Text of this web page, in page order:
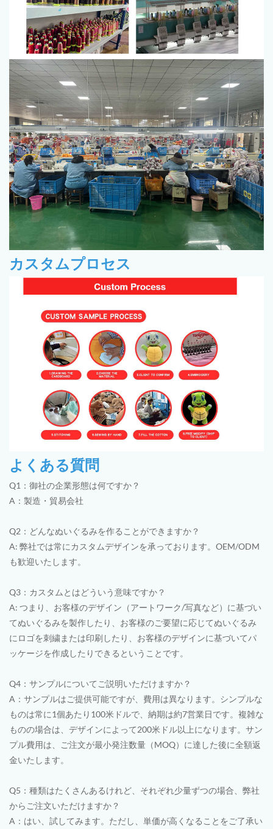
カスタムプロセス
よくある質問
Q1：御社の企業形態は何ですか？
A：製造・貿易会社
Q2：どんなぬいぐるみを作ることができますか？
A: 弊社では常にカスタムデザインを承っております。OEM/ODM
も歓迎いたします。
Q3：カスタムとはどういう意味ですか？
A: つまり、お客様のデザイン（アートワーク/写真など）に基づい
てぬいぐるみを製作したり、お客様のご要望に応じてぬいぐるみ
にロゴを刺繍または印刷したり、お客様のデザインに基づいてパ
ッケージを作成したりできるということです。
Q4：サンプルについてご説明いただけますか？
A：サンプルはご提供可能ですが、費用は異なります。シンプルな
ものは常に1個あたり100米ドルで、納期は約7営業日です。複雑な
ものの場合は、デザインによって200米ドル以上になります。サン
プル費用は、ご注文が最小発注数量（MOQ）に達した後に全額返
金いたします。
Q5：種類はたくさんあるけれど、それぞれ少量ずつの場合、弊社
からご注文いただけますか？
A：はい、試してみます。ただし、単価が高くなることをご了承い